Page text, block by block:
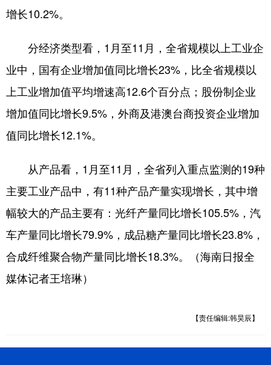
增长10.2%。
分经济类型看，1月至11月，全省规模以上工业企
业中，国有企业增加值同比增长23%，比全省规模以
上工业增加值平均增速高12.6个百分点；股份制企业
增加值同比增长9.5%，外商及港澳台商投资企业增加
值同比增长12.1%。
从产品看，1月至11月，全省列入重点监测的19种
主要工业产品中，有11种产品产量实现增长，其中增
幅较大的产品主要有：光纤产量同比增长105.5%，汽
车产量同比增长79.9%，成品糖产量同比增长23.8%，
合成纤维聚合物产量同比增长18.3%。（海南日报全
媒体记者王培琳）
【责任编辑:韩昊辰】